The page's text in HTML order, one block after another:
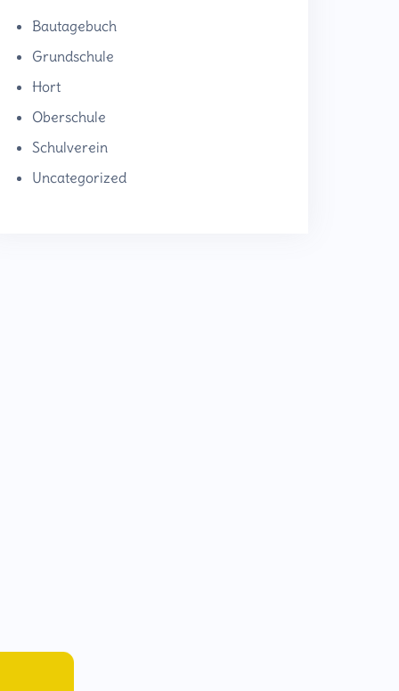
Bautagebuch
Grundschule
Hort
Oberschule
Schulverein
Uncategorized